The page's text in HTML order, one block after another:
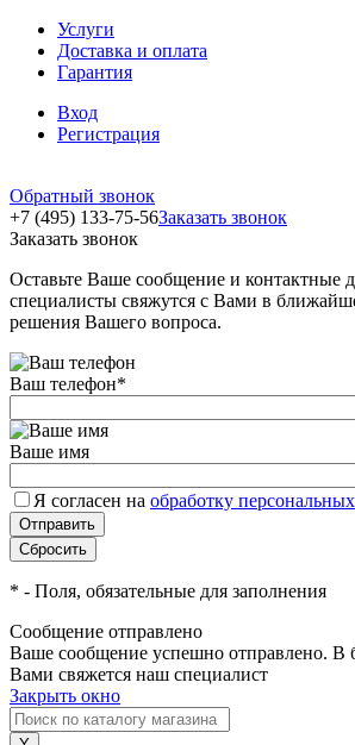
Услуги
Доставка и оплата
Гарантия
Вход
Регистрация
Обратный звонок
+7 (495) 133-75-56Заказать звонок
Заказать звонок
Оставьте Ваше сообщение и контактные
специалисты свяжутся с Вами в
решения Вашего вопроса.
Ваш телефон*
Ваше имя
Я согласен на обработку
* - Поля, обязательные для заполнения
Сообщение отправлено
Ваше сообщение успешно отправлено. В
Вами свяжется наш специалист
Закрыть окно